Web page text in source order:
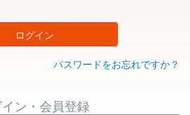
ログイン
パスワードをお忘れですか？
ン・会員登録